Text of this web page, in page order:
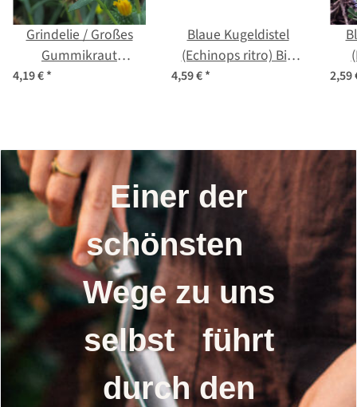
Grindelie / Großes
Gummikraut
(Grindelia robusta) Bio
4,19 €*
Blaue Kugeldistel
(Echinops ritro) Bio
4,59 €* 2,59
Einer der
schönsten
Wege zu uns
selbst führt
durch den